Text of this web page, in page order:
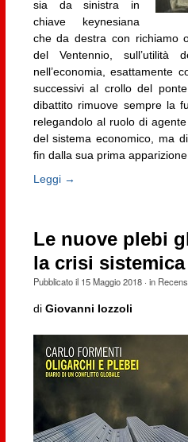
sia da sinistra in
chiave keynesiana
che da destra con richiamo
del Ventennio, sull’utilità
nell’economia, esattamente
successivi al crollo del
dibattito rimuove sempre la
relegandolo al ruolo di
del sistema economico, ma
fin dalla sua prima
Leggi →
Le nuove plebi
la crisi sistemica
Pubblicato il 15 Maggio 2018· in
di Giovanni Iozzoli